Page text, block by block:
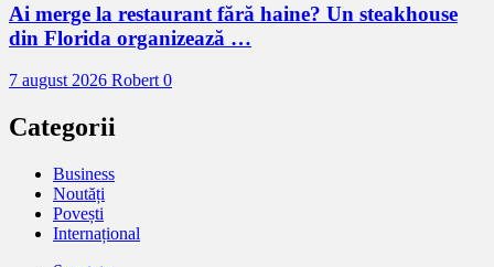
Ai merge la restaurant fără haine? Un steakhouse
din Florida organizează …
7 august 2026 Robert0
Categorii
Business
Noutăți
Povești
Internațional